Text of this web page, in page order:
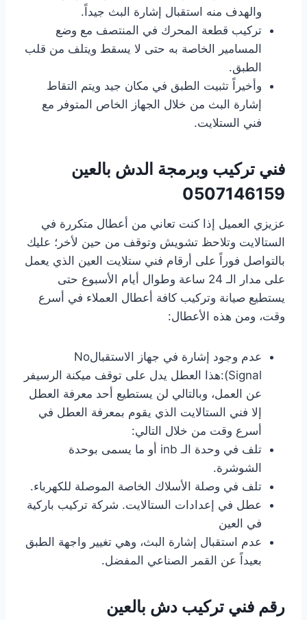
والهدف منه استقبال إشارة البث جيداً.
تركيب قطعة المحرك في المنتصف مع وضع
المسامير الخاصة به حتى لا يسقط ويتلف من قلب
الطبق.
وأخيراً تثبيت الطبق في مكان جيد ويتم التقاط
إشارة البث من خلال الجهاز الخاص المتوفر مع
فني الستلايت.
فني تركيب وبرمجة الدش بالعين
0507146159
عزيزي العميل إذا كنت تعاني من أعطال متكررة في
الستالايت وتلاحظ تشويش وتوقف من حين لأخر؛ عليك
بالتواصل فوراً على أرقام فني ستلايت العين الذي يعمل
على مدار الـ 24 ساعة وطوال أيام الأسبوع حتى
يستطيع صيانة وتركيب كافة أعطال العملاء في أسرع
وقت، ومن هذه الأعطال:
عدم وجود إشارة في جهاز الاستقبالNo
Signal):هذا العطل يدل على توقف ميكنة الرسيفر
عن العمل، وبالتالي لن يستطيع أحد معرفة العطل
إلا فني الستالايت الذي يقوم بمعرفة العطل في
أسرع وقت من خلال التالي:
تلف في وحدة الـ inb أو ما يسمى بوحدة
الشوشرة.
تلف في وصلة الأسلاك الخاصة الموصلة للكهرباء.
عطل في إعدادات الستالايت. شركة تركيب باركية
في العين
عدم استقبال إشارة البث، وهي تغيير واجهة الطبق
بعيداً عن القمر الصناعي المفضل.
رقم فني تركيب دش بالعين